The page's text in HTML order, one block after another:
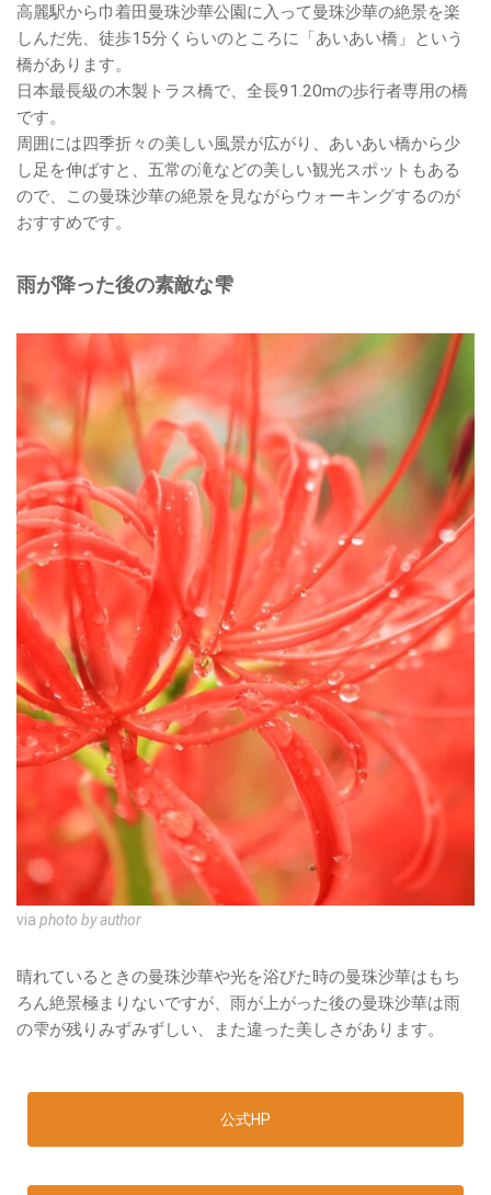
高麗駅から巾着田曼珠沙華公園に入って曼珠沙華の絶景を楽
しんだ先、徒歩15分くらいのところに「あいあい橋」という
橋があります。
日本最長級の木製トラス橋で、全長91.20mの歩行者専用の橋
です。
周囲には四季折々の美しい風景が広がり、あいあい橋から少
し足を伸ばすと、五常の滝などの美しい観光スポットもある
ので、この曼珠沙華の絶景を見ながらウォーキングするのが
おすすめです。
雨が降った後の素敵な雫
via photo by author
晴れているときの曼珠沙華や光を浴びた時の曼珠沙華はもち
ろん絶景極まりないですが、雨が上がった後の曼珠沙華は雨
の雫が残りみずみずしい、また違った美しさがあります。
公式HP